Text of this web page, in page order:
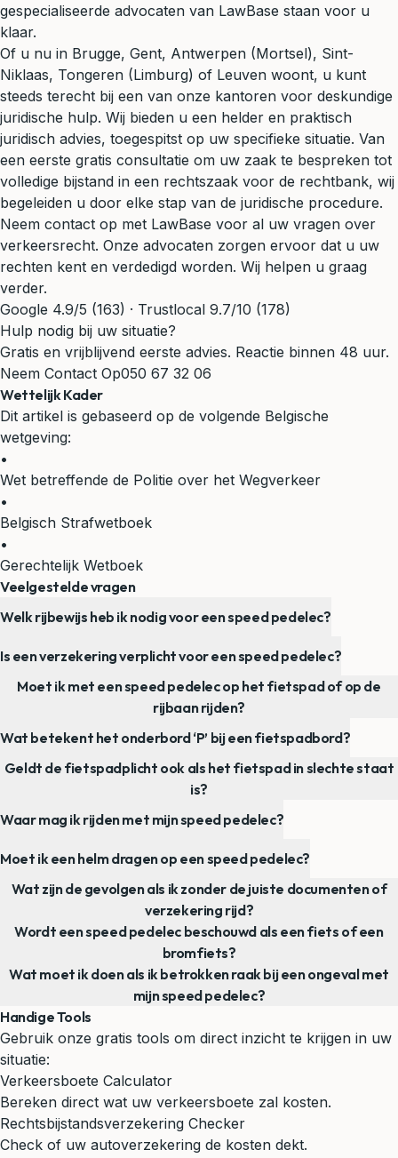
gespecialiseerde advocaten van LawBase staan voor u
klaar.
Of u nu in Brugge, Gent, Antwerpen (Mortsel), Sint-
Niklaas, Tongeren (Limburg) of Leuven woont, u kunt
steeds terecht bij een van onze kantoren voor deskundige
juridische hulp. Wij bieden u een helder en praktisch
juridisch advies, toegespitst op uw specifieke situatie. Van
een eerste gratis consultatie om uw zaak te bespreken tot
volledige bijstand in een rechtszaak voor de rechtbank, wij
begeleiden u door elke stap van de juridische procedure.
Neem contact op met LawBase voor al uw vragen over
verkeersrecht. Onze advocaten zorgen ervoor dat u uw
rechten kent en verdedigd worden. Wij helpen u graag
verder.
Google 4.9/5 (163) · Trustlocal 9.7/10 (178)
Hulp nodig bij uw situatie?
Gratis en vrijblijvend eerste advies. Reactie binnen 48 uur.
Neem Contact Op050 67 32 06
Wettelijk Kader
Dit artikel is gebaseerd op de volgende Belgische
wetgeving:
•
Wet betreffende de Politie over het Wegverkeer
•
Belgisch Strafwetboek
•
Gerechtelijk Wetboek
Veelgestelde vragen
Welk rijbewijs heb ik nodig voor een speed pedelec?
Is een verzekering verplicht voor een speed pedelec?
Moet ik met een speed pedelec op het fietspad of op de
rijbaan rijden?
Wat betekent het onderbord ‘P’ bij een fietspadbord?
Geldt de fietspadplicht ook als het fietspad in slechte staat
is?
Waar mag ik rijden met mijn speed pedelec?
Moet ik een helm dragen op een speed pedelec?
Wat zijn de gevolgen als ik zonder de juiste documenten of
verzekering rijd?
Wordt een speed pedelec beschouwd als een fiets of een
bromfiets?
Wat moet ik doen als ik betrokken raak bij een ongeval met
mijn speed pedelec?
Handige Tools
Gebruik onze gratis tools om direct inzicht te krijgen in uw
situatie:
Verkeersboete Calculator
Bereken direct wat uw verkeersboete zal kosten.
Rechtsbijstandsverzekering Checker
Check of uw autoverzekering de kosten dekt.